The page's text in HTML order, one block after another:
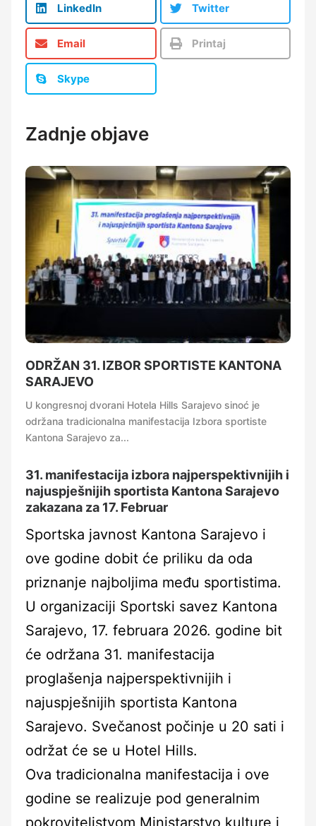
LinkedIn Twitter
Email Printaj
Skype
Zadnje objave
ODRŽAN 31. IZBOR SPORTISTE KANTONA
SARAJEVO
U kongresnoj dvorani Hotela Hills Sarajevo sinoć je
održana tradicionalna manifestacija Izbora sportiste
Kantona Sarajevo za...
31. manifestacija izbora najperspektivnijih i
najuspješnijih sportista Kantona Sarajevo
zakazana za 17. Februar
Sportska javnost Kantona Sarajevo i
ove godine dobit će priliku da oda
priznanje najboljima među sportistima.
U organizaciji Sportski savez Kantona
Sarajevo, 17. februara 2026. godine bit
će održana 31. manifestacija
proglašenja najperspektivnijih i
najuspješnijih sportista Kantona
Sarajevo. Svečanost počinje u 20 sati i
održat će se u Hotel Hills.
Ova tradicionalna manifestacija i ove
godine se realizuje pod generalnim
pokroviteljstvom Ministarstvo kulture i